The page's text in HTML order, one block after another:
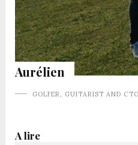
Aurélien
GOLFER, GUITARIST AND CTO
A lire